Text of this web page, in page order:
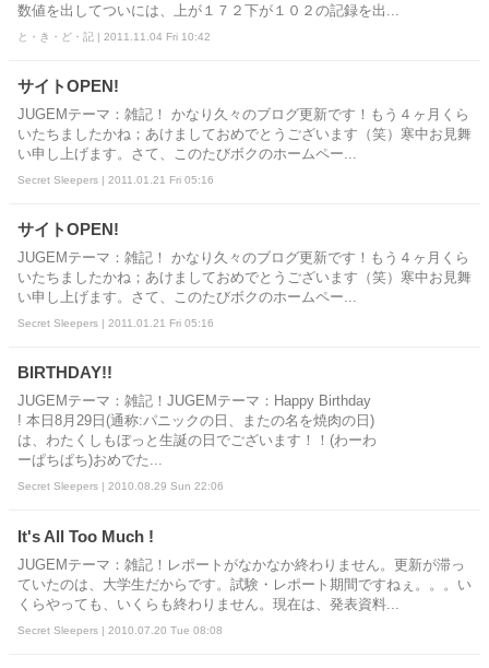
数値を出してついには、上が１７２下が１０２の記録を出...
と・き・ど・記 | 2011.11.04 Fri 10:42
サイトOPEN!
JUGEMテーマ：雑記！ かなり久々のブログ更新です！もう４ヶ月くら
いたちましたかね；あけましておめでとうございます（笑）寒中お見舞
い申し上げます。さて、このたびボクのホームペー...
Secret Sleepers | 2011.01.21 Fri 05:16
サイトOPEN!
JUGEMテーマ：雑記！ かなり久々のブログ更新です！もう４ヶ月くら
いたちましたかね；あけましておめでとうございます（笑）寒中お見舞
い申し上げます。さて、このたびボクのホームペー...
Secret Sleepers | 2011.01.21 Fri 05:16
BIRTHDAY!!
JUGEMテーマ：雑記！JUGEMテーマ：Happy Birthday
! 本日8月29日(通称:パニックの日、またの名を焼肉の日)
は、わたくしもぼっと生誕の日でございます！！(わーわ
ーぱちぱち)おめでた...
Secret Sleepers | 2010.08.29 Sun 22:06
It's All Too Much !
JUGEMテーマ：雑記！レポートがなかなか終わりません。更新が滞っ
ていたのは、大学生だからです。試験・レポート期間ですねぇ。。。い
くらやっても、いくらも終わりません。現在は、発表資料...
Secret Sleepers | 2010.07.20 Tue 08:08